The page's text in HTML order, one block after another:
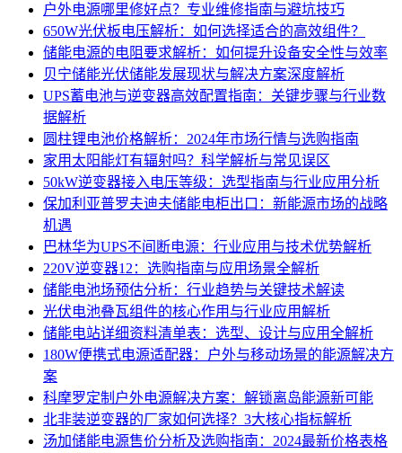
户外电源哪里修好点？专业维修指南与避坑技巧
650W光伏板电压解析：如何选择适合的高效组件？
储能电源的电阻要求解析：如何提升设备安全性与效率
贝宁储能光伏储能发展现状与解决方案深度解析
UPS蓄电池与逆变器高效配置指南：关键步骤与行业数
据解析
圆柱锂电池价格解析：2024年市场行情与选购指南
家用太阳能灯有辐射吗？科学解析与常见误区
50kW逆变器接入电压等级：选型指南与行业应用分析
保加利亚普罗夫迪夫储能电柜出口：新能源市场的战略
机遇
巴林华为UPS不间断电源：行业应用与技术优势解析
220V逆变器12：选购指南与应用场景全解析
储能电池场预估分析：行业趋势与关键技术解读
光伏电池叠瓦组件的核心作用与行业应用解析
储能电站详细资料清单表：选型、设计与应用全解析
180W便携式电源适配器：户外与移动场景的能源解决方
案
科摩罗定制户外电源解决方案：解锁离岛能源新可能
北非装逆变器的厂家如何选择？3大核心指标解析
汤加储能电源售价分析及选购指南：2024最新价格表格